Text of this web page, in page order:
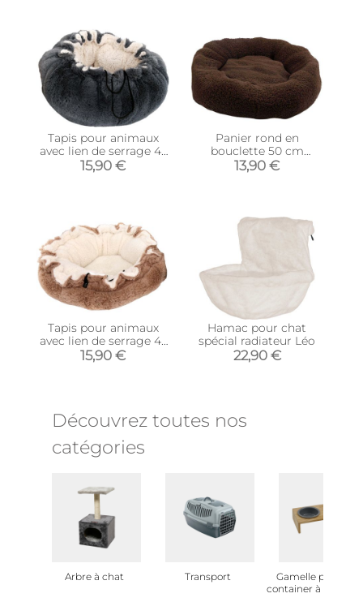
Tapis pour animaux
avec lien de serrage 47
x 19 cm (Gris)
15,90 €
Panier rond en
bouclette 50 cm
(Marron foncé)
13,90 €
Tapis pour animaux
avec lien de serrage 47
x 19 cm (Brun)
15,90 €
Hamac pour chat
spécial radiateur Léo
22,90 €
Découvrez toutes nos
catégories
Arbre à chat Transport
Gamelle pour
container à